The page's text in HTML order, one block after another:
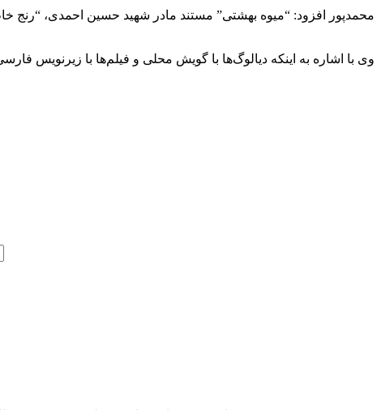
محمدپور افزود: “میوه بهشتی” مستند مادر شهید حسین احمدی، “رنج
وی با اشاره به اینکه دیالوگ‌ها با گویش محلی و فیلم‌ها با زیرنویس